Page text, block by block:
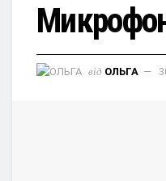
від ОЛЬГА